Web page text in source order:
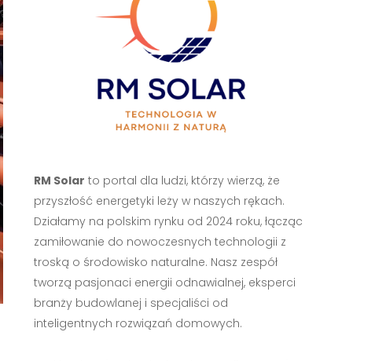
RM Solar to portal dla ludzi, którzy wierzą, że
przyszłość energetyki leży w naszych rękach.
Działamy na polskim rynku od 2024 roku, łącząc
zamiłowanie do nowoczesnych technologii z
troską o środowisko naturalne. Nasz zespół
tworzą pasjonaci energii odnawialnej, eksperci
branży budowlanej i specjaliści od
inteligentnych rozwiązań domowych.